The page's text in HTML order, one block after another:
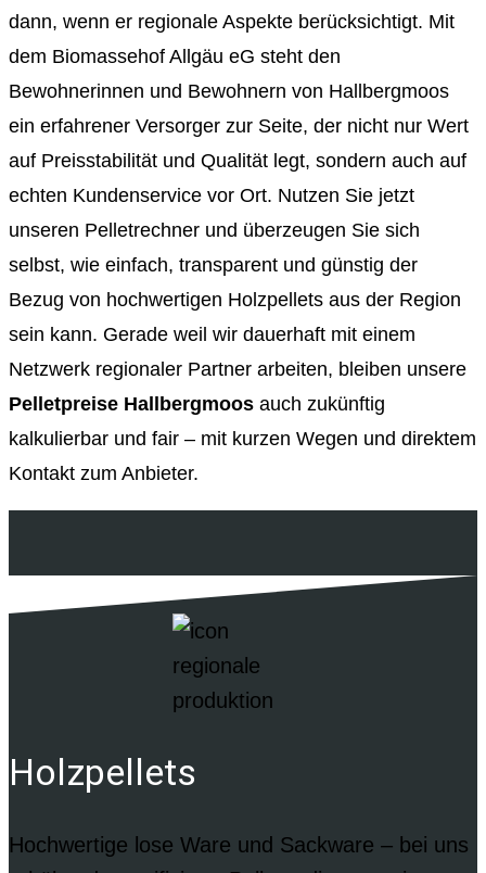
dann, wenn er regionale Aspekte berücksichtigt. Mit
dem Biomassehof Allgäu eG steht den
Bewohnerinnen und Bewohnern von Hallbergmoos
ein erfahrener Versorger zur Seite, der nicht nur Wert
auf Preisstabilität und Qualität legt, sondern auch auf
echten Kundenservice vor Ort. Nutzen Sie jetzt
unseren Pelletrechner und überzeugen Sie sich
selbst, wie einfach, transparent und günstig der
Bezug von hochwertigen Holzpellets aus der Region
sein kann. Gerade weil wir dauerhaft mit einem
Netzwerk regionaler Partner arbeiten, bleiben unsere
Pelletpreise Hallbergmoos auch zukünftig
kalkulierbar und fair – mit kurzen Wegen und direktem
Kontakt zum Anbieter.
Holzpellets
Hochwertige lose Ware und Sackware – bei uns